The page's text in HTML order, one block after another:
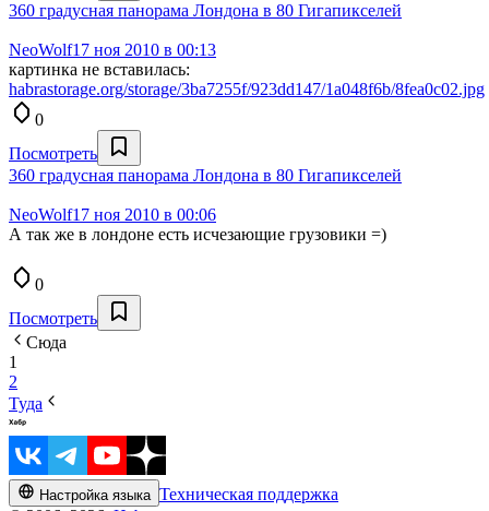
360 градусная панорама Лондона в 80 Гигапикселей
NeoWolf17 ноя 2010 в 00:13
картинка не вставилась:
habrastorage.org/storage/3ba7255f/923dd147/1a048f6b/8fea0c02.jpg
0
Посмотреть
360 градусная панорама Лондона в 80 Гигапикселей
NeoWolf17 ноя 2010 в 00:06
А так же в лондоне есть исчезающие грузовики =)
0
Посмотреть
Сюда
1
2
Туда
Настройка языка Техническая поддержка